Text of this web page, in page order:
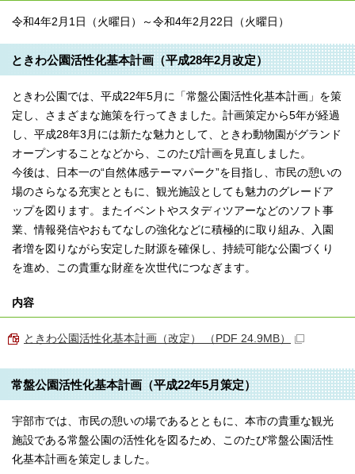
令和4年2月1日（火曜日）～令和4年2月22日（火曜日）
ときわ公園活性化基本計画（平成28年2月改定）
ときわ公園では、平成22年5月に「常盤公園活性化基本計画」を策
定し、さまざまな施策を行ってきました。計画策定から5年が経過
し、平成28年3月には新たな魅力として、ときわ動物園がグランド
オープンすることなどから、このたび計画を見直しました。
今後は、日本一の“自然体感テーマパーク”を目指し、市民の憩いの
場のさらなる充実とともに、観光施設としても魅力のグレードア
ップを図ります。またイベントやスタディツアーなどのソフト事
業、情報発信やおもてなしの強化などに積極的に取り組み、入園
者増を図りながら安定した財源を確保し、持続可能な公園づくり
を進め、この貴重な財産を次世代につなぎます。
内容
ときわ公園活性化基本計画（改定） （PDF 24.9MB）
常盤公園活性化基本計画（平成22年5月策定）
宇部市では、市民の憩いの場であるとともに、本市の貴重な観光
施設である常盤公園の活性化を図るため、このたび常盤公園活性
化基本計画を策定しました。